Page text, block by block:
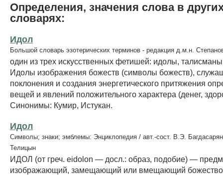
Определения, значения слова в
словарях:
Идол
Большой словарь эзотерических терминов - редакция д.м.н.
один из трех искусственных фетишей: идолы,
Идолы изображения божеств (символы божеств),
поклонения и создания энергетического притяжения
вещей и явлений положительного характера (денег,
Синонимы: Кумир, Истукан.
Идол
Символы; знаки; эмблемы: Энциклопедия / авт.-сост. В.Э.
Телицын
ИДОЛ (от греч. eidolon — досл.: образ, подобие) —
изображающий, замещающий или вмещающий